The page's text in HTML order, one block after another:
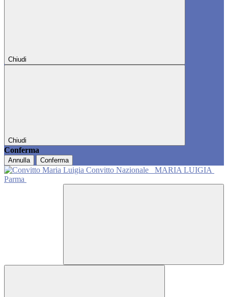
Chiudi
Chiudi
Conferma
Annulla Conferma
Convitto Nazionale
MARIA LUIGIA
Parma